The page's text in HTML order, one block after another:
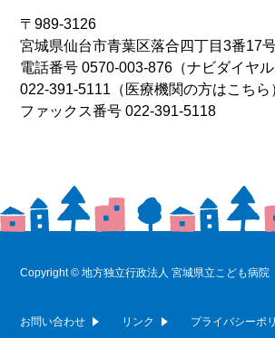
〒989-3126
宮城県仙台市青葉区落合四丁目3番17
電話番号0570-003-876 （ナビダイヤ
022-391-5111 （医療機関の方はこちら
ファックス番号 022-391-5118
Copyright © 地方独立行政法人 宮城県立こども病院
お問い合わせ リンク プライバシーポ